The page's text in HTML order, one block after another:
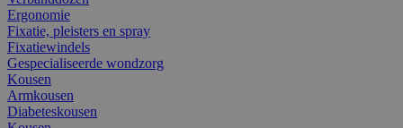
Ergonomie
Fixatie, pleisters en spray
Fixatiewindels
Gespecialiseerde wondzorg
Kousen
Armkousen
Diabeteskousen